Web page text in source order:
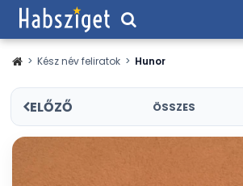
> Kész név feliratok > Hunor
ELŐZŐ ÖSSZES